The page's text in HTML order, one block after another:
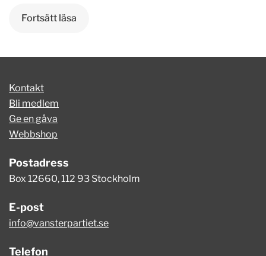
Fortsätt läsa
Kontakt
Bli medlem
Ge en gåva
Webbshop
Postadress
Box 12660, 112 93 Stockholm
E-post
info@vansterpartiet.se
Telefon